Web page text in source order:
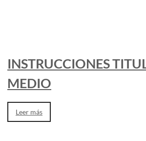
INSTRUCCIONES
MEDIO
Leer más